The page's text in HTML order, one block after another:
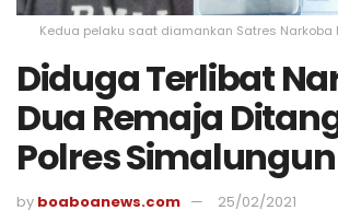
Kedua pelaku saat diamankan Satres Narkoba
Diduga Terlibat
Dua Remaja
Polres Simalungun
by boaboanews.com 25/02/2021